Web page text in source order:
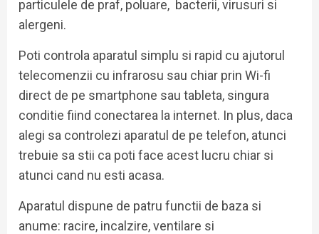
particulele de praf, poluare, bacterii, virusuri si
alergeni.
Poti controla aparatul simplu si rapid cu ajutorul
telecomenzii cu infrarosu sau chiar prin Wi-fi
direct de pe smartphone sau tableta, singura
conditie fiind conectarea la internet. In plus, daca
alegi sa controlezi aparatul de pe telefon, atunci
trebuie sa stii ca poti face acest lucru chiar si
atunci cand nu esti acasa.
Aparatul dispune de patru functii de baza si
anume: racire, incalzire, ventilare si